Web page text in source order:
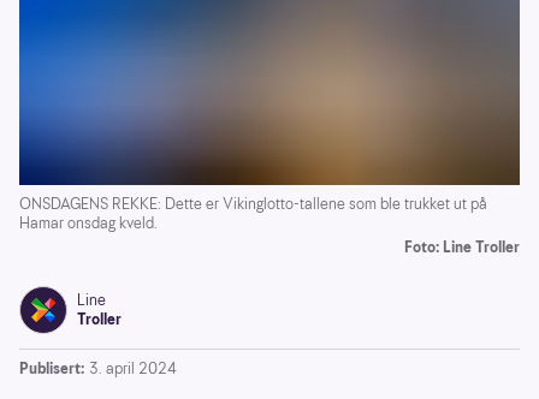
ONSDAGENS REKKE: Dette er Vikinglotto-tallene som ble trukket ut på
Hamar onsdag kveld.
Foto: Line Troller
Line
Troller
Publisert: 3. april 2024